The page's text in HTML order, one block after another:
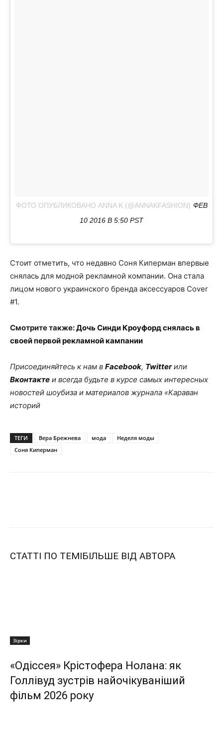
ФОТО ОПУБЛИКОВАНО ANNA K (@ANNAKFASHION) ФЕВ
10 2016 В 5:50 PST
Стоит отметить, что недавно Соня Киперман впервые
снялась для модной рекламной компании. Она стала
лицом нового украинcкого бренда аксессуаров Cover
#1.
Смотрите также:Дочь Синди Кроуфорд снялась в
своей первой рекламной кампании
Присоединяйтесь к нам в Facebook, Twitterили
Вконтакте и всегда будьте в курсе самых интересных
новостей шоубиза и материалов журнала «Караван
историй
ТЕГИ Вера Брежнева мода
Неделя моды
Соня Киперман
СТАТТІ ПО ТЕМІБІЛЬШЕ ВІД АВТОРА
Зірки
«Одіссея» Крістофера Нолана: як
Голлівуд зустрів найочікуваніший
фільм 2026 року